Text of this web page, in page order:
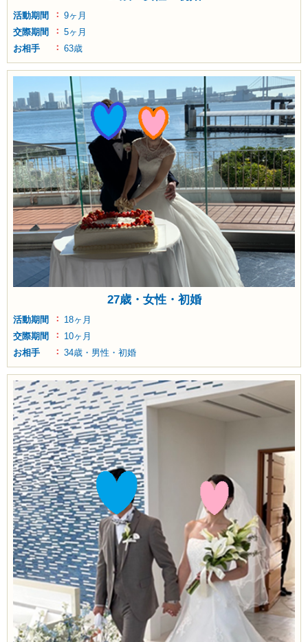
活動期間
9ヶ月
交際期間
5ヶ月
お相手
63歳
27歳・女性・初婚
活動期間
18ヶ月
交際期間
10ヶ月
お相手
34歳・男性・初婚